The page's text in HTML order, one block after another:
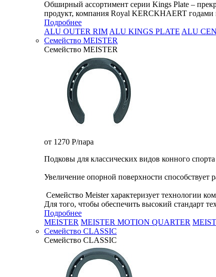
Обширный ассортимент серии Kings Plate –
продукт, компания Royal KERCKHAERT годами
Подробнее
ALU OUTER RIM ALU KINGS PLATE ALU
Семейство МEISTER
Семейство МEISTER
от 1270 P/пара
Подковы для классических видов конного
Увеличение опорной поверхности способствует
Семейство Meister характеризует технологии
Для того, чтобы обеспечить высокий стандарт
Подробнее
MEISTER MEISTER MOTION QUARTER
Семейство CLASSIC
Семейство CLASSIC